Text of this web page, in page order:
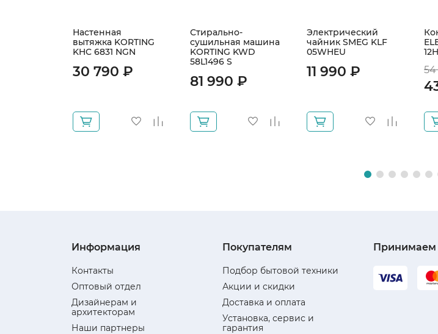
Настенная
вытяжка KORTING
KHC 6831 NGN
30 790 ₽
Стирально-
сушильная машина
KORTING KWD
58L1496 S
81 990 ₽
Электрический
чайник SMEG KLF
05WHEU
11 990 ₽ 54
Информация
Контакты
Оптовый отдел
Дизайнерам и
архитекторам
Наши партнеры
Покупателям
Подбор бытовой техники
Акции и скидки
Доставка и оплата
Установка, сервис и
гарантия
Принимаем